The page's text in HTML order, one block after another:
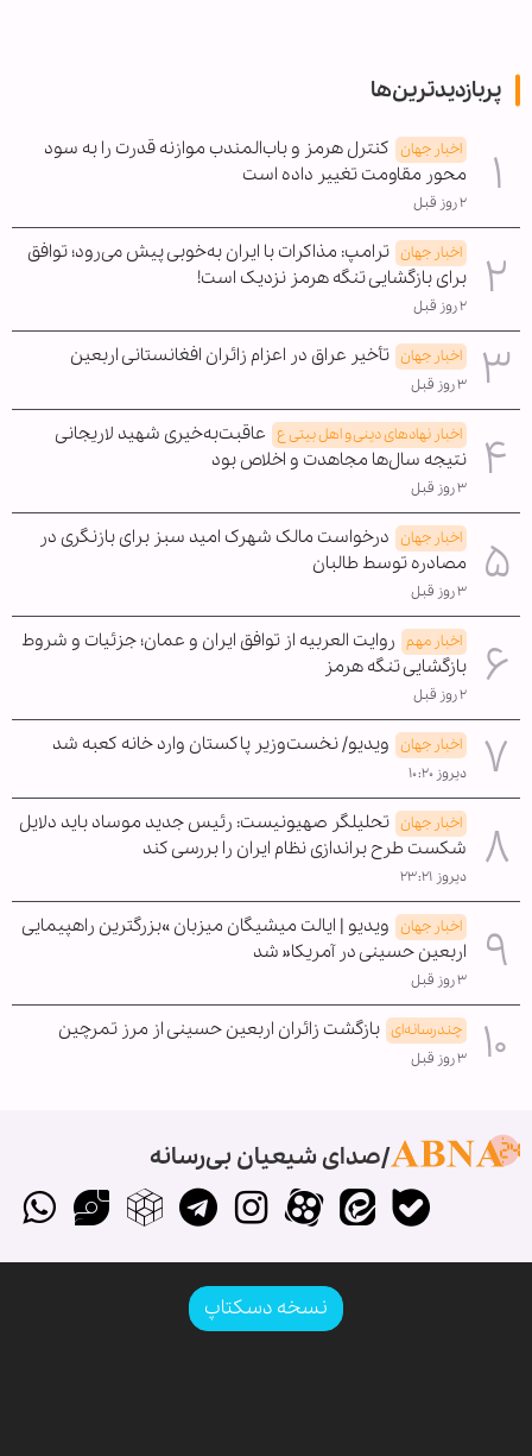
پربازدیدترین‌ها
اخبار جهان کنترل هرمز و باب‌المندب موازنه قدرت را به سود
محور مقاومت تغییر داده است
۲ روز قبل
اخبار جهان ترامپ: مذاکرات با ایران به‌خوبی پیش می‌رود؛ توافق
برای بازگشایی تنگه هرمز نزدیک است!
۲ روز قبل
اخبار جهان تأخیر عراق در اعزام زائران افغانستانی اربعین
۳ روز قبل
اخبار نهادهای دینی و اهل بیتی ع عاقبت‌به‌خیری شهید لاریجانی
نتیجه سال‌ها مجاهدت و اخلاص بود
۳ روز قبل
اخبار جهان درخواست مالک شهرک امید سبز برای بازنگری در
مصادره توسط طالبان
۳ روز قبل
اخبار مهم روایت العربیه از توافق ایران و عمان؛ جزئیات و شروط
بازگشایی تنگه هرمز
۲ روز قبل
اخبار جهان ویدیو/ نخست‌وزیر پاکستان وارد خانه کعبه شد
دیروز ۱۰:۲۰
اخبار جهان تحلیلگر صهیونیست: رئیس جدید موساد باید دلایل
شکست طرح براندازی نظام ایران را بررسی کند
دیروز ۲۳:۲۱
اخبار جهان ویدیو | ایالت میشیگان میزبان »بزرگترین راهپیمایی
اربعین حسینی در آمریکا« شد
۳ روز قبل
چندرسانه‌ای بازگشت زائران اربعین حسینی از مرز تمرچین
۳ روز قبل
صدای شیعیان بی‌رسانه
نسخه دسکتاپ